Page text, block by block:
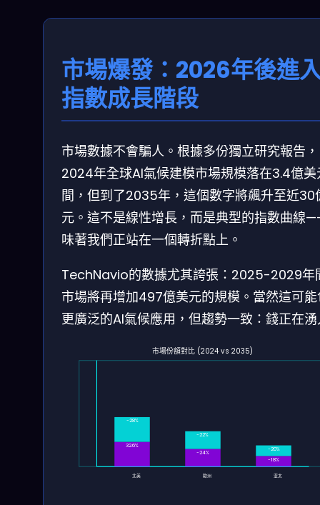
市場爆發：2026年後進
指數成長階段
市場數據不會騙人。根據多份獨立研究報告，
2024年全球AI氣候建模市場規模落在3.4億美
間，但到了2035年，這個數字將飆升至近30
元。這不是線性增長，而是典型的指數曲線
味著我們正站在一個轉折點上。
TechNavio的數據尤其誇張：2025-2029年
市場將再增加497億美元的規模。當然這可
更廣泛的AI氣候應用，但趨勢一致：錢正在
市場份額對比 (2024 vs 2035)
北美 歐洲 亚太
32.6%
~28%
~24%
~22%
~18%
~20%